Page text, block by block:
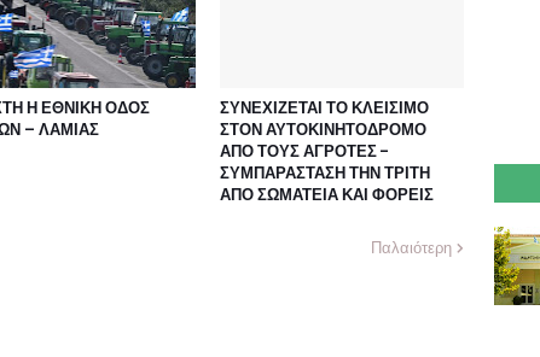
Η ΕΘΝΙΚΗ ΟΔΟΣ
– ΛΑΜΙΑΣ
ΣΥΝΕΧΙΖΕΤΑΙ ΤΟ ΚΛΕΙΣΙΜΟ
ΣΤΟΝ ΑΥΤΟΚΙΝΗΤΟΔΡΟΜΟ
ΑΠΟ ΤΟΥΣ ΑΓΡΟΤΕΣ -
ΣΥΜΠΑΡΑΣΤΑΣΗ ΤΗΝ ΤΡΙΤΗ
ΑΠΟ ΣΩΜΑΤΕΙΑ ΚΑΙ ΦΟΡΕΙΣ
Παλαιότερη